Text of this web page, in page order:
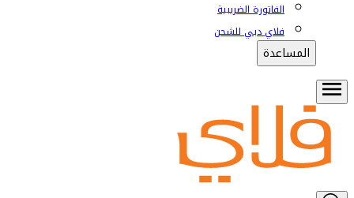
الفاتورة الضريبية
فلاي دبي للشحن
المساعدة